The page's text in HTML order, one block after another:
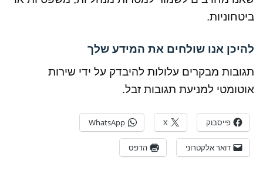
ביטחוניות.
להיכן אנו שולחים את המידע שלך
תגובות מבקרים עלולות להיבדק על ידי שירות
אוטומטי למניעת תגובות זבל.
פייסבוק X
WhatsApp
דואר אלקטרוני הדפס